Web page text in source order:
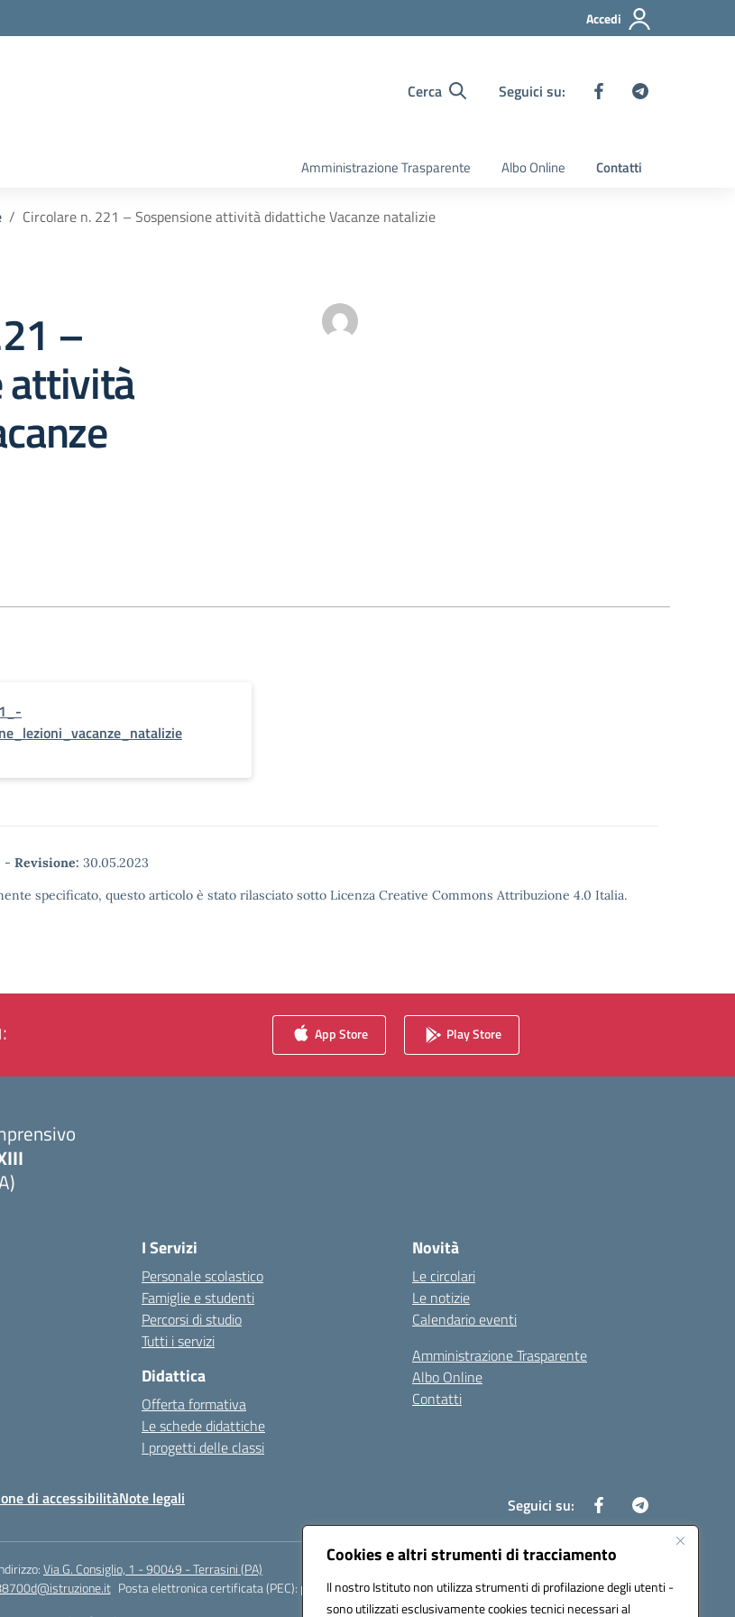
Cookies e altri strumenti di tracciamento
Il nostro Istituto non utilizza strumenti di profilazione degli utenti -
sono utilizzati esclusivamente cookies tecnici necessari al
Accedi
Cerca Seguici su:
Amministrazione Trasparente Albo Online Contatti
Circolare n. 221 – Sospensione attività didattiche Vacanze natalizie
–
attività
- Revisione: 30.05.2023
specificato, questo articolo è stato rilasciato sotto Licenza Creative Commons Attribuzione 4.0 Italia.
App Store Play Store
I Servizi
Personale scolastico
Famiglie e studenti
Percorsi di studio
Tutti i servizi
Didattica
Offerta formativa
Le schede didattiche
I progetti delle classi
Novità
Le circolari
Le notizie
Calendario eventi
Amministrazione Trasparente
Albo Online
Contatti
di accessibilitàNote legali Seguici su:
Via G. Consiglio, 1 - 90049 - Terrasini (PA)
Posta elettronica certificata (PEC): paic88700d@pec.istruzione.it